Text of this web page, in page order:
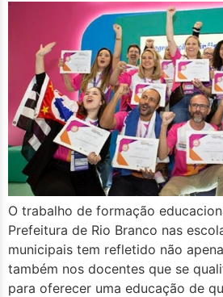
O trabalho de formação
Prefeitura de Rio Branco nas
municipais tem refletido não
também nos docentes que se
para oferecer uma educação de